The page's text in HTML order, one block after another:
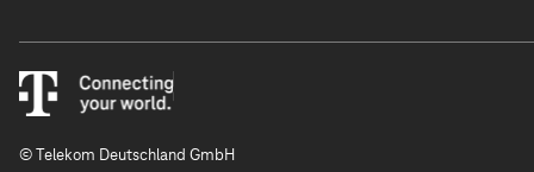
© Telekom Deutschland GmbH